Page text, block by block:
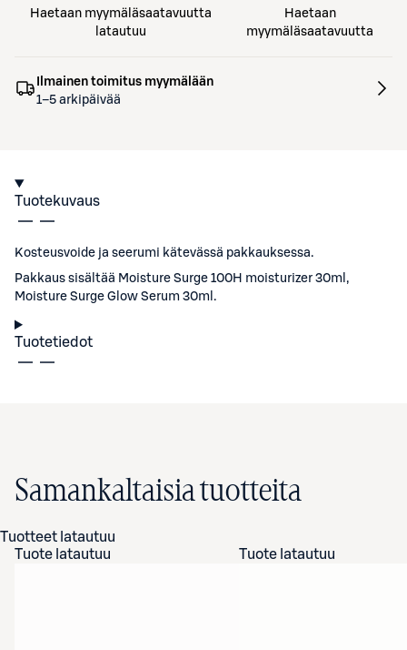
Haetaan myymäläsaatavuutta
latautuu
Haetaan
myymäläsaatavuutta
Ilmainen toimitus myymälään
1–5 arkipäivää
Tuotekuvaus
Kosteusvoide ja seerumi kätevässä pakkauksessa.
Pakkaus sisältää Moisture Surge 100H moisturizer 30ml,
Moisture Surge Glow Serum 30ml.
Tuotetiedot
Samankaltaisia tuotteita
Tuotteet latautuu
Tuote latautuu
Tuote latautuu